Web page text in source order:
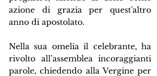
azione di grazia per quest'altro
anno di apostolato.
Nella sua omelia il celebrante, ha
rivolto all’assemblea incoraggianti
parole, chiedendo alla Vergine per